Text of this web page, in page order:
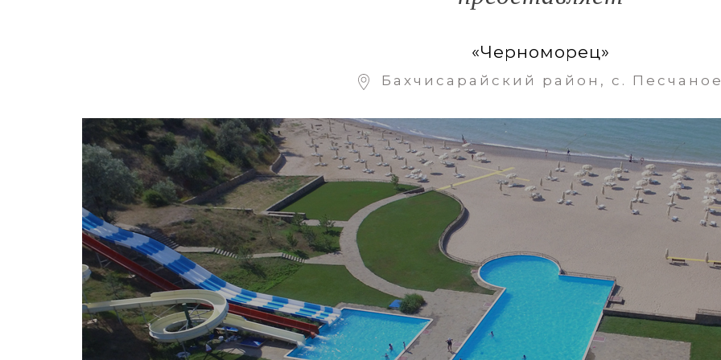
«Черноморец»
Бахчисарайский район, с.